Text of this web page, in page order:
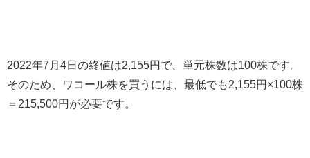
2022年7月4日の終値は2,155円で、単元株数は100株です。
そのため、ワコール株を買うには、最低でも2,155円×100株
＝215,500円が必要です。